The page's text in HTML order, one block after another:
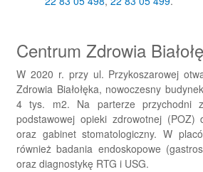
Centrum Zdrowia
W 2020 r. przy ul. Przykoszarowej
Zdrowia Białołęka, nowoczesny
4 tys. m2. Na parterze przychodni
podstawowej opieki zdrowotnej (POZ)
oraz gabinet stomatologiczny. W
również badania endoskopowe
oraz diagnostykę RTG i USG.